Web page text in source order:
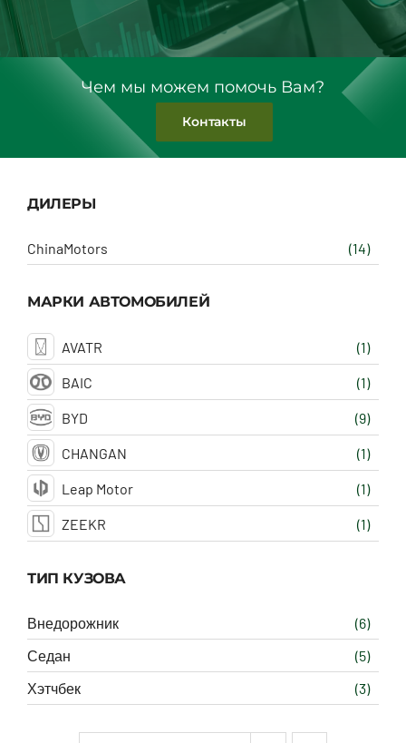
Чем мы можем помочь Вам?
Контакты
ДИЛЕРЫ
ChinaMotors (14)
МАРКИ АВТОМОБИЛЕЙ
AVATR (1)
BAIC (1)
BYD (9)
CHANGAN (1)
Leap Motor (1)
ZEEKR (1)
ТИП КУЗОВА
Внедорожник
(6)
Седан
(5)
Хэтчбек
(3)